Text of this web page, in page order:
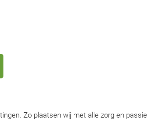
Zo plaatsen wij met alle zorg en passie